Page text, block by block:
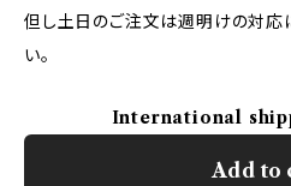
但し土日のご注文は週明けの対応
い。
International
Add to